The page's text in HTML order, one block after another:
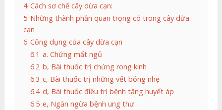
4 Cách sơ chế cây dừa cạn:
5 Những thành phần quan trọng có trong cây dừa
cạn
6 Công dụng của cây dừa cạn
6.1 a. Chứng mất ngủ
6.2 b, Bài thuốc trị chứng rong kinh
6.3 c, Bài thuốc trị những vết bỏng nhẹ
6.4 d, Bài thuốc điều trị bệnh tăng huyết áp
6.5 e, Ngăn ngừa bệnh ung thư